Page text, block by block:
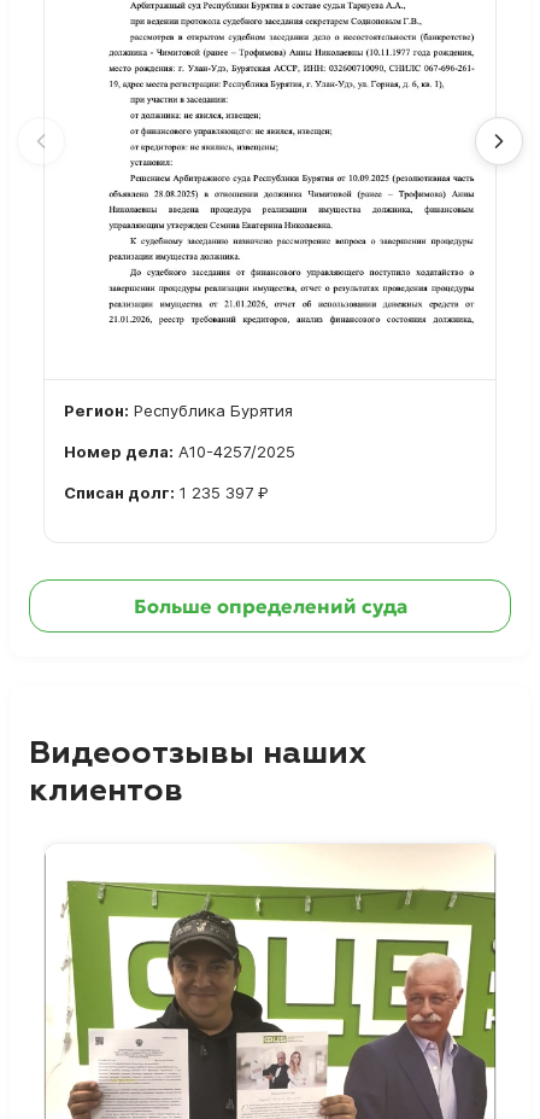
Регион: Республика Бурятия
Номер дела: А10-4257/2025
Списан долг: 1 235 397 ₽
Больше определений суда
Видеоотзывы наших
клиентов